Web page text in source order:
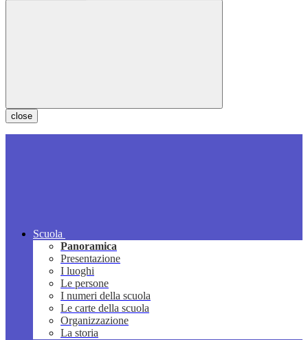
close
Scuola
Panoramica
Presentazione
I luoghi
Le persone
I numeri della scuola
Le carte della scuola
Organizzazione
La storia